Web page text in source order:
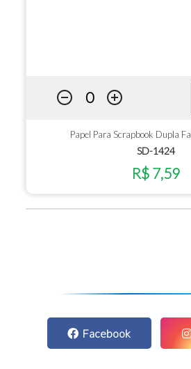
Papel Para Scrapbook Dupla
SD-1424
R$ 7,59
Facebook